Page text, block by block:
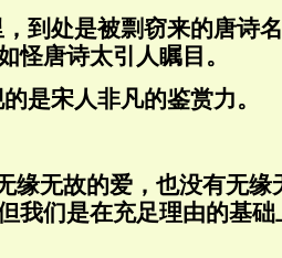
到处是被剽窃来的唐诗
怪唐诗太引人瞩目。
是宋人非凡的鉴赏力。
缘无故的爱，也没有无缘
我们是在充足理由的基